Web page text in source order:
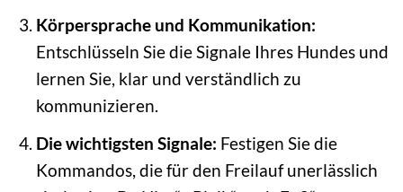
Körpersprache und Kommunikation:
Entschlüsseln Sie die Signale Ihres Hundes und
lernen Sie, klar und verständlich zu
kommunizieren.
Die wichtigsten Signale: Festigen Sie die
Kommandos, die für den Freilauf unerlässlich